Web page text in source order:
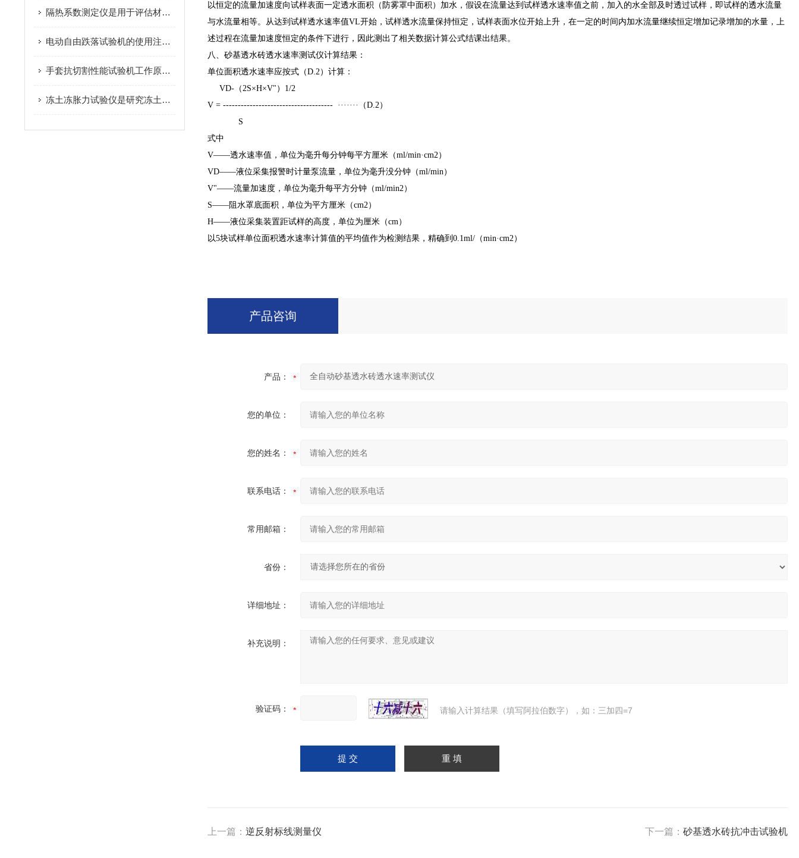
以恒定的流量加速度向试样表面一定透水面积（防雾罩中面积）加水，假设在流量达到试样透水速率值之前，加入的水全部及时透过试样，即试样的透水流量
与水流量相等。从达到试样透水速率值VL开始，试样透水流量保持恒定，试样表面水位开始上升，在一定的时间内加水流量继续恒定增加记录增加的水量，上
述过程在流量加速度恒定的条件下进行，因此测出了相关数据计算公式结课出结果。
八、砂基透水砖透水速率测试仪计算结果：
单位面积透水速率应按式（D.2）计算：
VD-（2S×H×V"）1/2
V = ------------------------------------- ·······（D.2）
S
式中
V——透水速率值，单位为毫升每分钟每平方厘米（ml/min·cm2）
VD——液位采集报警时计量泵流量，单位为毫升没分钟（ml/min）
V"——流量加速度，单位为毫升每平方分钟（ml/min2）
S——阻水罩底面积，单位为平方厘米（cm2）
H——液位采集装置距试样的高度，单位为厘米（cm）
以5块试样单位面积透水速率计算值的平均值作为检测结果，精确到0.1ml/（min·cm2）
产品咨询
产品：
您的单位：
您的姓名：
联系电话：
常用邮箱：
省份：
详细地址：
补充说明：
验证码： 请输入计算结果（填写阿拉伯数字），如：三加四=7
上一篇：逆反射标线测量仪 下一篇： 砂基透水砖抗冲击试验机
隔热系数测定仪是用于评估材料隔热性能的重要设备
电动自由跌落试验机的使用注意事项
手套抗切割性能试验机工作原理详解：为何精准判定防护材料耐切割防护等级
冻土冻胀力试验仪是研究冻土力学特性的设备